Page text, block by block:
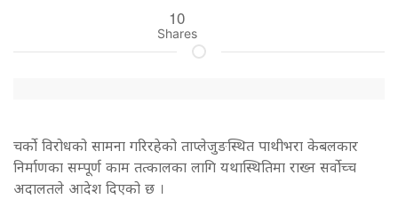
10
Shares
चर्को विरोधको सामना गरिरहेको ताप्लेजुङस्थित पाथीभरा केबलकार
निर्माणका सम्पूर्ण काम तत्कालका लागि यथास्थितिमा राख्न सर्वोच्च
अदालतले आदेश दिएको छ ।